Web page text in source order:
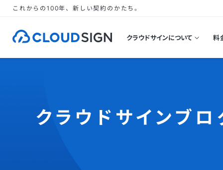
これからの100年、新しい契約のかたち。
クラウドサインについて 料
クラウドサインブロ